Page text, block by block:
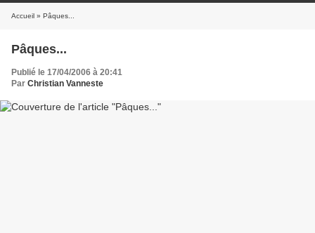
Accueil » Pâques...
Pâques...
Publié le 17/04/2006 à 20:41
Par Christian Vanneste